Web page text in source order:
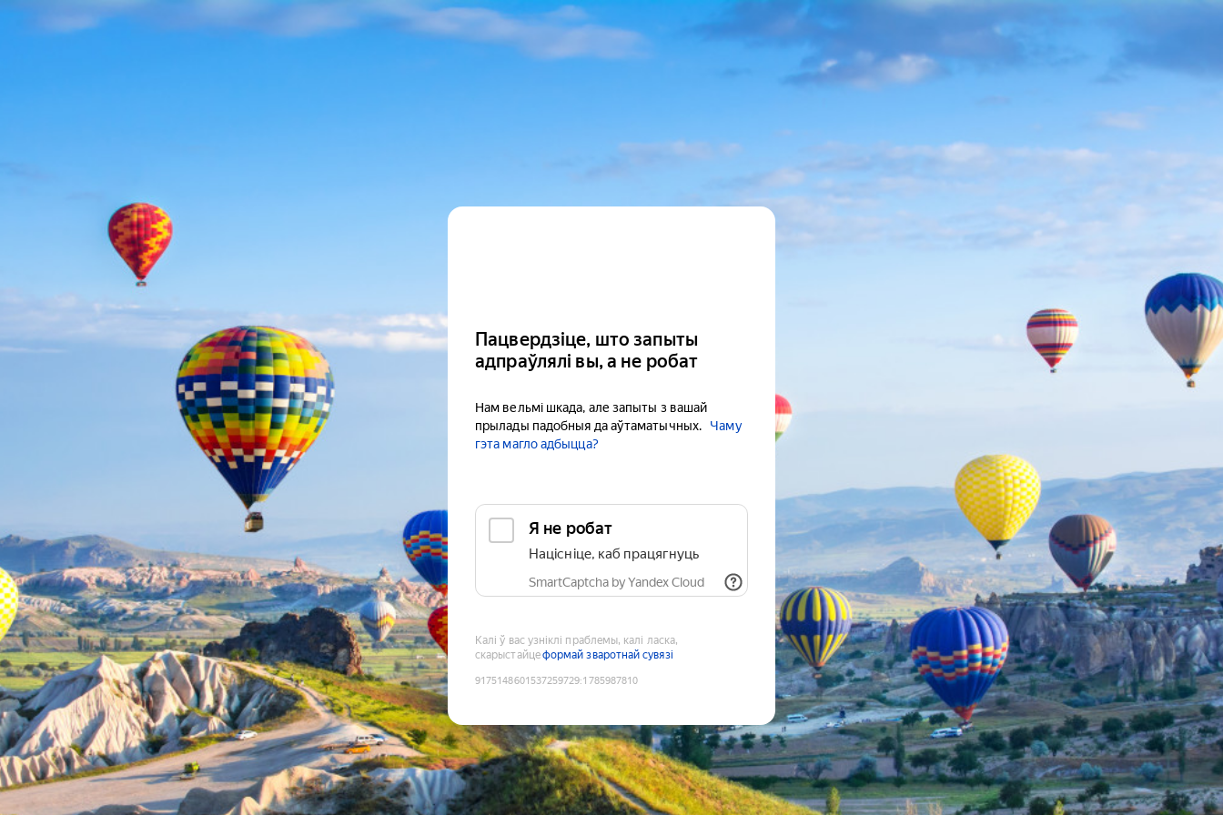
Пацвердзіце, што запыты
адпраўлялі вы, а не робат
Нам вельмі шкада, але запыты з вашай
прылады падобныя да аўтаматычных.
Чаму
гэта магло адбыцца?
Я не робат
Націсніце, каб працягнуць
SmartCaptcha by Yandex Cloud
Калі ў вас узніклі праблемы, калі ласка,
скарыстайцеформай зваротнай сувязі
9175148601537259729:1785987810